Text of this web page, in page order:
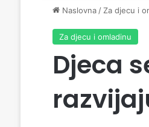
Naslovna / Za djecu i
Za djecu i omladinu
Djeca